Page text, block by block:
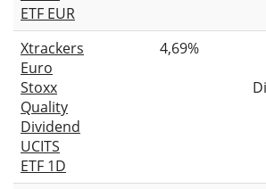
ETF EUR
Xtrackers
Euro
Stoxx
Quality
Dividend
UCITS
ETF 1D
4,69%